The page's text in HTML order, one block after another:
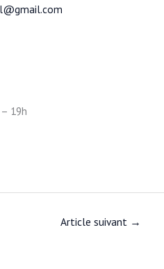
19h
Article suivant →